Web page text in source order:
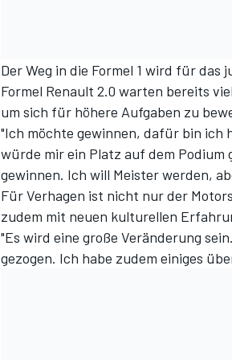
Der Weg in die Formel 1 wird für
Formel Renault 2.0 warten bereits
um sich für höhere Aufgaben zu
"Ich möchte gewinnen, dafür bin ich
würde mir ein Platz auf dem Podium
gewinnen. Ich will Meister werden,
Für Verhagen ist nicht nur der
zudem mit neuen kulturellen
"Es wird eine große Veränderung
gezogen. Ich habe zudem einiges